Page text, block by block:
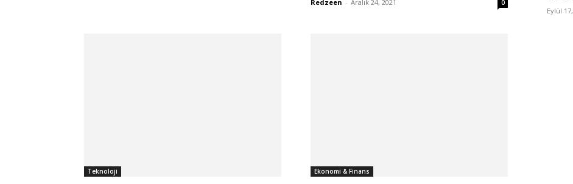
Redzeen - Aralık 24, 2021 0
Teknoloji Ekonomi & Finans
Eylül